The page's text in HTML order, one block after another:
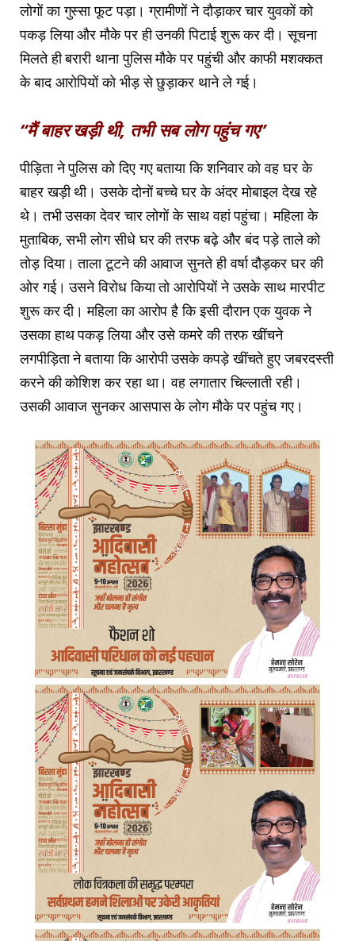
लोगों का गुस्सा फूट पड़ा। ग्रामीणों ने दौड़ाकर चार युवकों को
पकड़ लिया और मौके पर ही उनकी पिटाई शुरू कर दी। सूचना
मिलते ही बरारी थाना पुलिस मौके पर पहुंची और काफी मशक्कत
के बाद आरोपियों को भीड़ से छुड़ाकर थाने ले गई।
“मैं बाहर खड़ी थी, तभी सब लोग पहुंच गए”
पीड़िता ने पुलिस को दिए गए बताया कि शनिवार को वह घर के
बाहर खड़ी थी। उसके दोनों बच्चे घर के अंदर मोबाइल देख रहे
थे। तभी उसका देवर चार लोगों के साथ वहां पहुंचा। महिला के
मुताबिक, सभी लोग सीधे घर की तरफ बढ़े और बंद पड़े ताले को
तोड़ दिया। ताला टूटने की आवाज सुनते ही वर्षा दौड़कर घर की
ओर गई। उसने विरोध किया तो आरोपियों ने उसके साथ मारपीट
शुरू कर दी। महिला का आरोप है कि इसी दौरान एक युवक ने
उसका हाथ पकड़ लिया और उसे कमरे की तरफ खींचने
लगपीड़िता ने बताया कि आरोपी उसके कपड़े खींचते हुए जबरदस्ती
करने की कोशिश कर रहा था। वह लगातार चिल्लाती रही।
उसकी आवाज सुनकर आसपास के लोग मौके पर पहुंच गए।